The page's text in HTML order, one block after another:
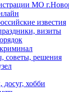
МО
известия
визиты
решения
досуг, хобби